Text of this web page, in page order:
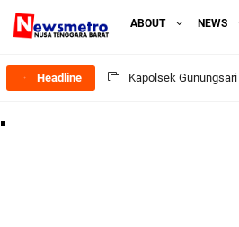
ABOUT NEWS
Headline Kapolsek
Ditlantas Polda NTB